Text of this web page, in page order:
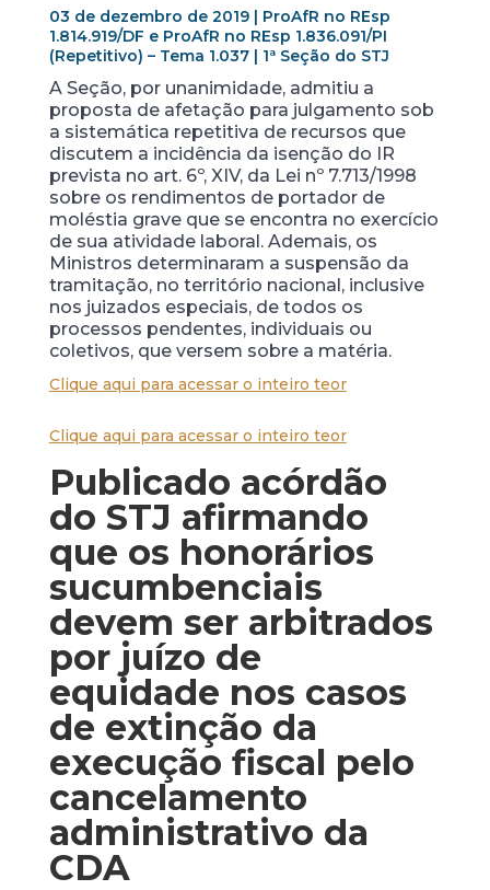
03 de dezembro de 2019 | ProAfR no REsp
1.814.919/DF e ProAfR no REsp 1.836.091/PI
(Repetitivo) – Tema 1.037 | 1ª Seção do STJ
A Seção, por unanimidade, admitiu a
proposta de afetação para julgamento sob
a sistemática repetitiva de recursos que
discutem a incidência da isenção do IR
prevista no art. 6º, XIV, da Lei nº 7.713/1998
sobre os rendimentos de portador de
moléstia grave que se encontra no exercício
de sua atividade laboral. Ademais, os
Ministros determinaram a suspensão da
tramitação, no território nacional, inclusive
nos juizados especiais, de todos os
processos pendentes, individuais ou
coletivos, que versem sobre a matéria.
Clique aqui para acessar o inteiro teor
Clique aqui para acessar o inteiro teor
Publicado acórdão
do STJ afirmando
que os honorários
sucumbenciais
devem ser arbitrados
por juízo de
equidade nos casos
de extinção da
execução fiscal pelo
cancelamento
administrativo da
CDA